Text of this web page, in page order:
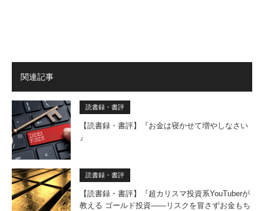
関連記事
読書録・書評
【読書録・書評】『お金は寝かせて増やしなさい
』
読書録・書評
【読書録・書評】『超カリスマ投資系YouTuberが
教える ゴールド投資――リスクを冒さずお金もち